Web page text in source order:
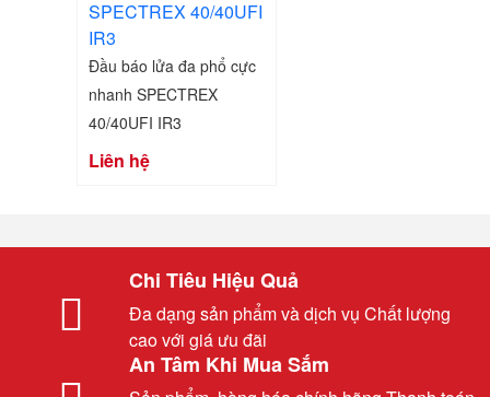
Đầu báo lửa đa phổ cực
nhanh SPECTREX
40/40UFI IR3
Liên hệ
Chi Tiêu Hiệu Quả
Đa dạng sản phẩm và dịch vụ Chất lượng
cao với giá ưu đãi
An Tâm Khi Mua Sắm